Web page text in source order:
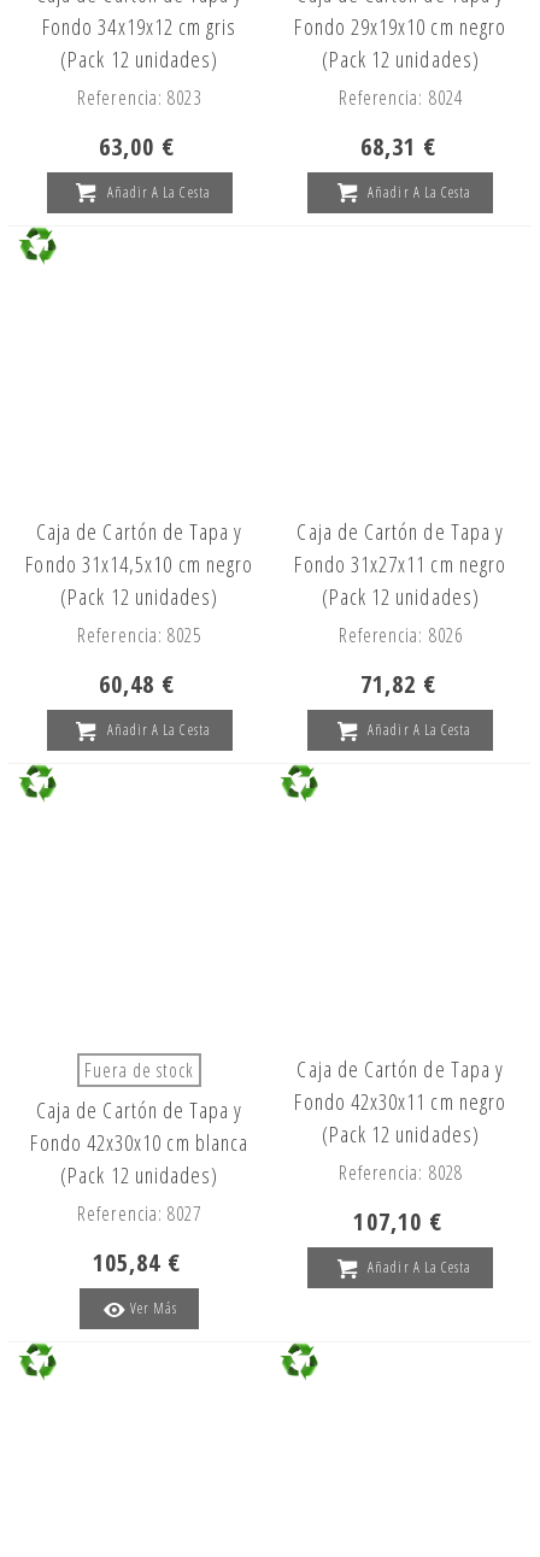
Fondo 34x19x12 cm gris
(Pack 12 unidades)
Referencia: 8023
63,00 €
Añadir A La Cesta
Fondo 29x19x10 cm negro
(Pack 12 unidades)
Referencia: 8024
68,31 €
Añadir A La Cesta
Caja de Cartón de Tapa y
Fondo 31x14,5x10 cm negro
(Pack 12 unidades)
Referencia: 8025
60,48 €
Añadir A La Cesta
Caja de Cartón de Tapa y
Fondo 31x27x11 cm negro
(Pack 12 unidades)
Referencia: 8026
71,82 €
Añadir A La Cesta
Fuera de stock
Caja de Cartón de Tapa y
Fondo 42x30x10 cm blanca
(Pack 12 unidades)
Referencia: 8027
105,84 €
Ver Más
Caja de Cartón de Tapa y
Fondo 42x30x11 cm negro
(Pack 12 unidades)
Referencia: 8028
107,10 €
Añadir A La Cesta